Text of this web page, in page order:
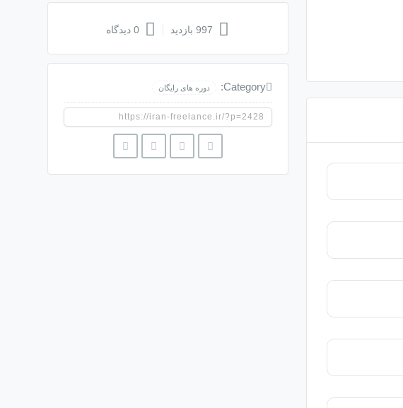
Category: دوره های رایگان